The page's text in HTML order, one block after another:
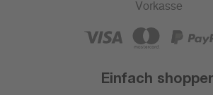
Vorkasse
Einfach